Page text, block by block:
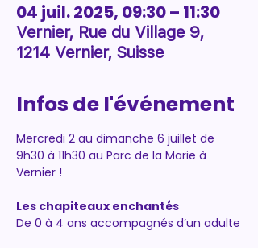
04 juil. 2025, 09:30 – 11:30
Vernier, Rue du Village 9,
1214 Vernier, Suisse
Infos de l'événement
Mercredi 2 au dimanche 6 juillet de
9h30 à 11h30 au Parc de la Marie à
Vernier !
Les chapiteaux enchantés
De 0 à 4 ans accompagnés d’un adulte